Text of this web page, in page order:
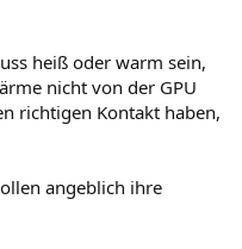
heiß oder warm sein,
nicht von der GPU
richtigen Kontakt haben,
angeblich ihre